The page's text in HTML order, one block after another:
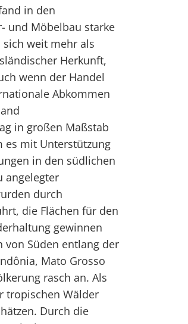
in den
und Möbelbau starke
weit mehr als
Herkunft,
wenn der Handel
Abkommen
in großen Maßstab
es mit Unterstützung
in den südlichen
angelegter
durch
die Flächen für den
gewinnen
Süden entlang der
Mato Grosso
rasch an. Als
tropischen Wälder
Durch die